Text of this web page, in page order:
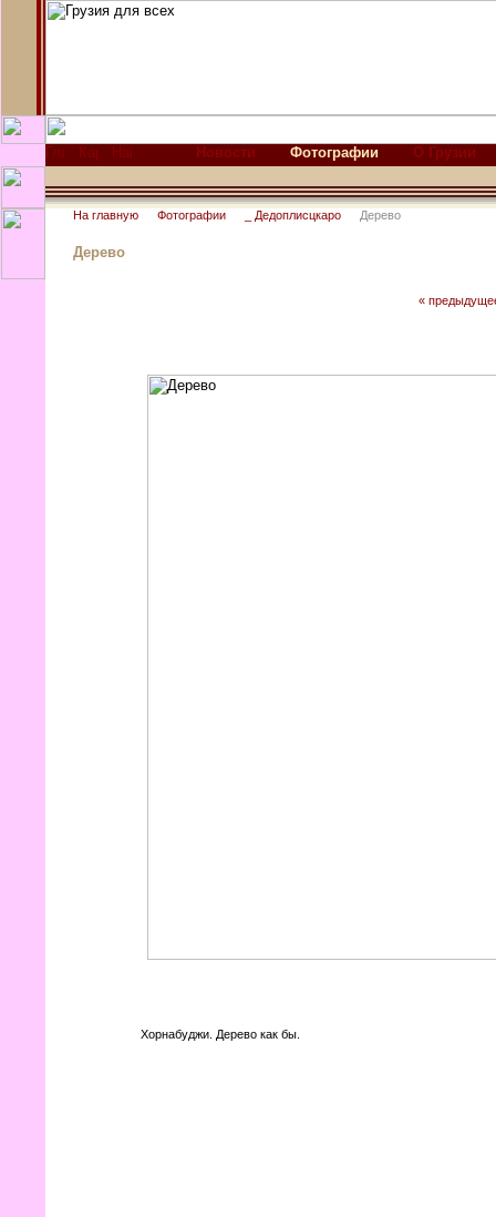
Новости Фотографии О Грузии
На главную Фотографии _ Дедоплисцкаро Дерево
Дерево
«
Хорнабуджи. Дерево как бы.